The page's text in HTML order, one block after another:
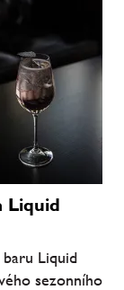
Liquid
Liquid
sezonního